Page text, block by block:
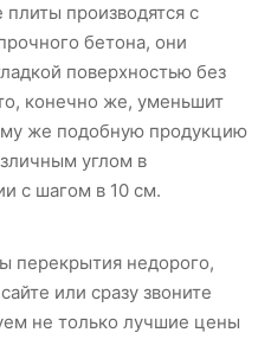
производятся с
бетона, они
поверхностью без
конечно же, уменьшит
же подобную продукцию
углом в
с шагом в 10 см.
перекрытия недорого,
или сразу звоните
не только лучшие цены